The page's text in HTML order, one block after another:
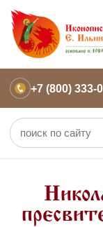
+7 (800) 333-